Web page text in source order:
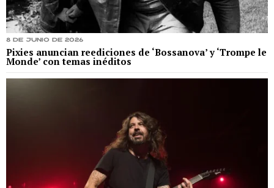
8 de junio de 2026
Pixies anuncian reediciones de ‘Bossanova’ y ‘Trompe le
Monde’ con temas inéditos